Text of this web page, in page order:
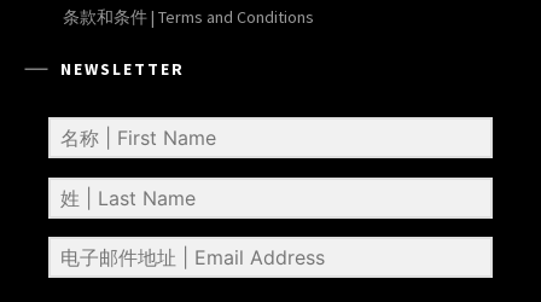
条款和条件 | Terms and Conditions
NEWSLETTER